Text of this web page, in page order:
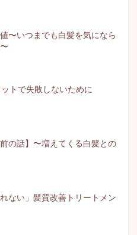
〜いつまでも白髪を気になら
トで失敗しないために
の話】〜増えてくる白髪との
ない」髪質改善トリートメン